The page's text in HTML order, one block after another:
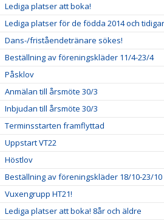
Lediga platser att boka!
Lediga platser för de födda 2014 och
Dans-/friståendetränare sökes!
Beställning av föreningskläder 11/4-23/4
Påsklov
Anmälan till årsmöte 30/3
Inbjudan till årsmöte 30/3
Terminsstarten framflyttad
Uppstart VT22
Höstlov
Beställning av föreningskläder 18/10-23/10
Vuxengrupp HT21!
Lediga platser att boka! 8år och äldre